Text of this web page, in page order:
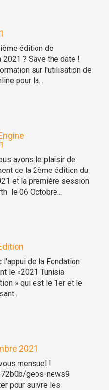
édition de
2021 ? Save the date !
sur l'utilisation de
pour la...
avons le plaisir de
de la 2ème édition du
et la première session
le 06 Octobre...
l'appui de la Fondation
le «2021 Tunisia
» qui est le 1er et le
2021
mensuel !
geos-news9
pour suivre les